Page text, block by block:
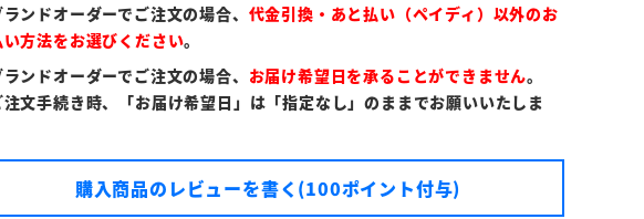
ンドオーダーでご注文の場合、 代金引換・あと払い（ペイディ）以外のお
い方法をお選びください。
ンドオーダーでご注文の場合、 お届け希望日を承ることができません。
注文手続き時、「お届け希望日」は「指定なし」のままでお願いいたしま
購入商品のレビューを書く(100ポイント付与)